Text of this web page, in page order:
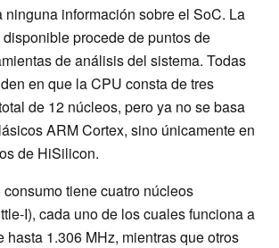
ninguna información sobre el SoC. La
procede de puntos de
de análisis del sistema. Todas
en que la CPU consta de tres
de 12 núcleos, pero ya no se basa
ARM Cortex, sino únicamente en
de HiSilicon.
tiene cuatro núcleos
I), cada uno de los cuales funciona a
hasta 1.306 MHz, mientras que otros